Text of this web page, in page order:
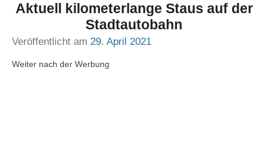
Aktuell kilometerlange Staus auf der
Stadtautobahn
Veröffentlicht am 29. April 2021
Weiter nach der Werbung